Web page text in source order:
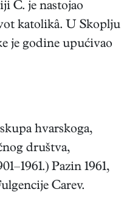
C. je nastojao
katolikâ. U Skoplju
je godine upućivao
hvarskoga,
društva,
Pazin 1961,
Carev.